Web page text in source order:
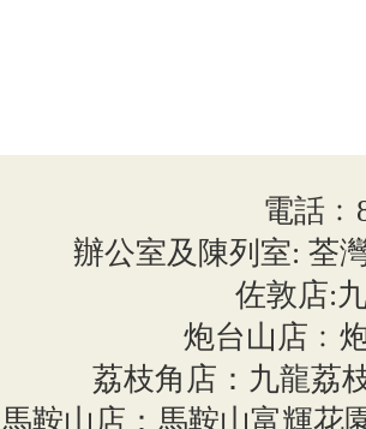
電話
辦公室及陳列室: 荃
佐敦店:
炮台山店﹕
荔枝角店：九龍荔
馬鞍山店：馬鞍山富輝花